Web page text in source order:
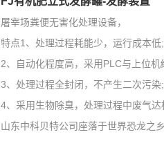
屠宰场粪便无害化处理设备，
特点1、处理过程耗能少，运行成本
2、自动化程度高，采用PLC与上位
3、处理过程全封闭，不产生二次污染;
4、采用生物除臭，处理过程中废气达
山东中科贝特公司座落于世界恐龙之乡的山东诸城，是一家